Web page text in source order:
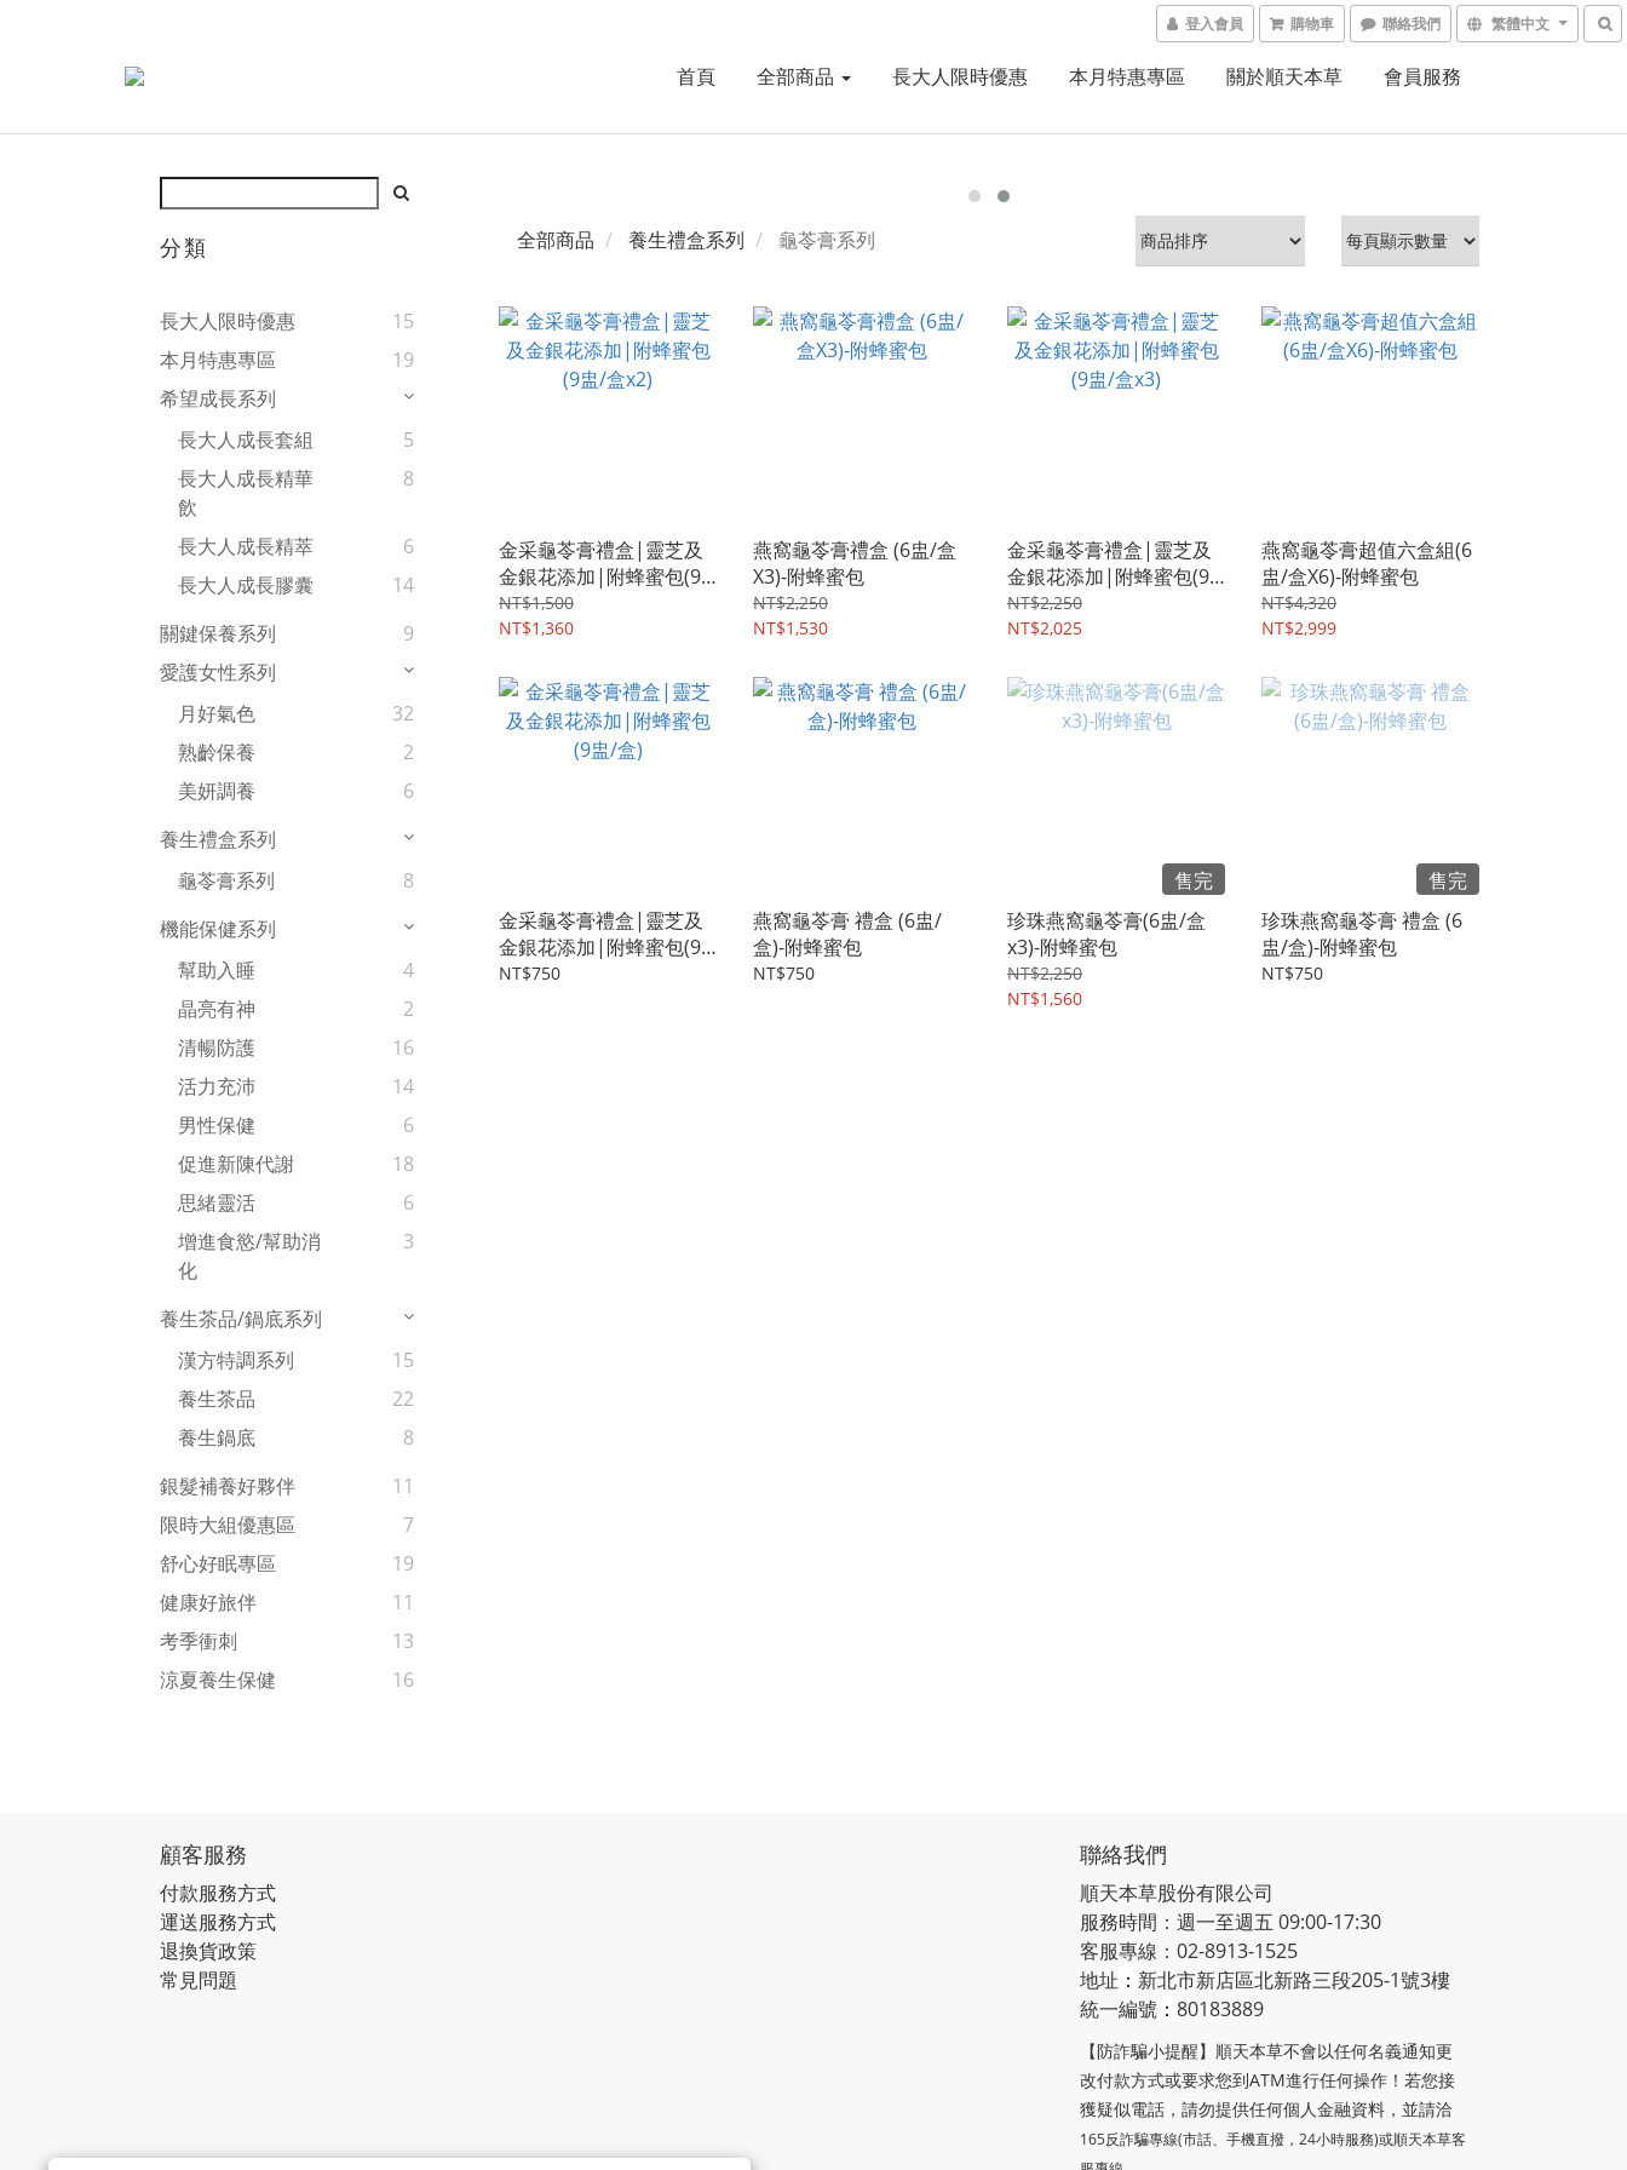
登入會員 購物車 聯絡我們 繁體中文
首頁 全部商品 長大人限時優惠 本月特惠專區 關於順天本草 會員服務
分類
長大人限時優惠
15
本月特惠專區
19
希望成長系列
長大人成長套組
5
長大人成長精華
飲
8
長大人成長精萃
6
長大人成長膠囊
14
關鍵保養系列
9
愛護女性系列
月好氣色
32
熟齡保養
2
美妍調養
6
養生禮盒系列
龜苓膏系列
8
機能保健系列
幫助入睡
4
晶亮有神
2
清暢防護
16
活力充沛
14
男性保健
6
促進新陳代謝
18
思緒靈活
6
增進食慾/幫助消
化
3
養生茶品/鍋底系列
漢方特調系列
15
養生茶品
22
養生鍋底
8
銀髮補養好夥伴
11
限時大組優惠區
7
舒心好眠專區
19
健康好旅伴
11
考季衝刺
13
涼夏養生保健
16
全部商品 養生禮盒系列 龜苓膏系列
金采龜苓膏禮盒|靈芝及
金銀花添加|附蜂蜜包(9
盅/盒x2)
NT$1,500
NT$1,360
燕窩龜苓膏禮盒 (6盅/盒
X3)-附蜂蜜包
NT$2,250
NT$1,530
金采龜苓膏禮盒|靈芝及
金銀花添加|附蜂蜜包(9
盅/盒x3)
NT$2,250
NT$2,025
燕窩龜苓膏超值六盒組(6
盅/盒X6)-附蜂蜜包
NT$4,320
NT$2,999
金采龜苓膏禮盒|靈芝及
金銀花添加|附蜂蜜包(9
盅/盒)
NT$750
燕窩龜苓膏 禮盒 (6盅/
盒)-附蜂蜜包
NT$750
售完
珍珠燕窩龜苓膏(6盅/盒
x3)-附蜂蜜包
NT$2,250
NT$1,560
售完
珍珠燕窩龜苓膏 禮盒 (6
盅/盒)-附蜂蜜包
NT$750
顧客服務
付款服務方式
運送服務方式
退換貨政策
常見問題
聯絡我們
順天本草股份有限公司
服務時間：週一至週五 09:00-17:30
客服專線：02-8913-1525
地址 ： 新北市新店區北新路三段205-1號3樓
統一編號 ： 80183889
【防詐騙小提醒】順天本草不會以任何名義通知更
改付款方式或要求您到ATM進行任何操作！若您接
獲疑似電話，請勿提供任何個人金融資料，並請洽
165反詐騙專線(市話、手機直撥，24小時服務)或順天本草客